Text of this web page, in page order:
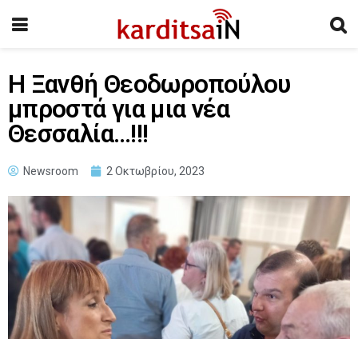
Η Ξανθή Θεοδωροπούλου
μπροστά για μια νέα
Θεσσαλία…!!!
Newsroom 2 Οκτωβρίου, 2023